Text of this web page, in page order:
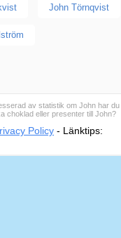
John Törnqvist
av statistik om John har du
choklad eller presenter till John?
Policy - Länktips: